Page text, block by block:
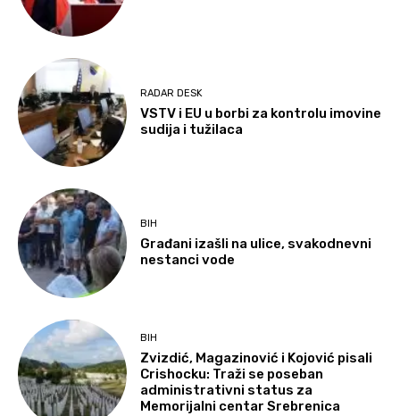
RADAR DESK
VSTV i EU u borbi za kontrolu imovine
sudija i tužilaca
BIH
Građani izašli na ulice, svakodnevni
nestanci vode
BIH
Zvizdić, Magazinović i Kojović pisali
Crishocku: Traži se poseban
administrativni status za
Memorijalni centar Srebrenica